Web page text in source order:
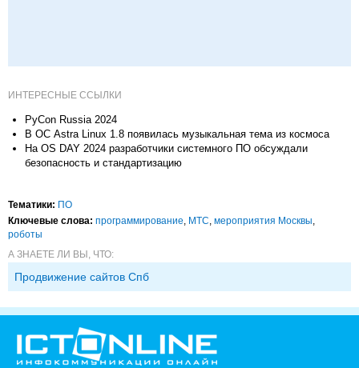
ИНТЕРЕСНЫЕ ССЫЛКИ
PyCon Russia 2024
В ОС Astra Linux 1.8 появилась музыкальная тема из космоса
На ОS DAY 2024 разработчики системного ПО обсуждали
безопасность и стандартизацию
Тематики: ПО
Ключевые слова: программирование, МТС, мероприятия Москвы,
роботы
А ЗНАЕТЕ ЛИ ВЫ, ЧТО:
Продвижение сайтов Спб